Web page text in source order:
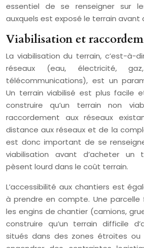
essentiel de se renseigner sur
auxquels est exposé le terrain avant
Viabilisation et
La viabilisation du terrain, c’est-à-
réseaux (eau, électricité, gaz,
télécommunications), est un
Un terrain viabilisé est plus facile
construire qu’un terrain non
raccordement aux réseaux
distance aux réseaux et de la
est donc important de se
viabilisation avant d’acheter un
pèsent lourd dans le coût terrain.
L’accessibilité aux chantiers est
à prendre en compte. Une parcelle
les engins de chantier (camions,
construire qu’un terrain difficile
situés dans des zones étroites